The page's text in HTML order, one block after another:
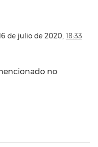
de julio de 2020, 18:33
no